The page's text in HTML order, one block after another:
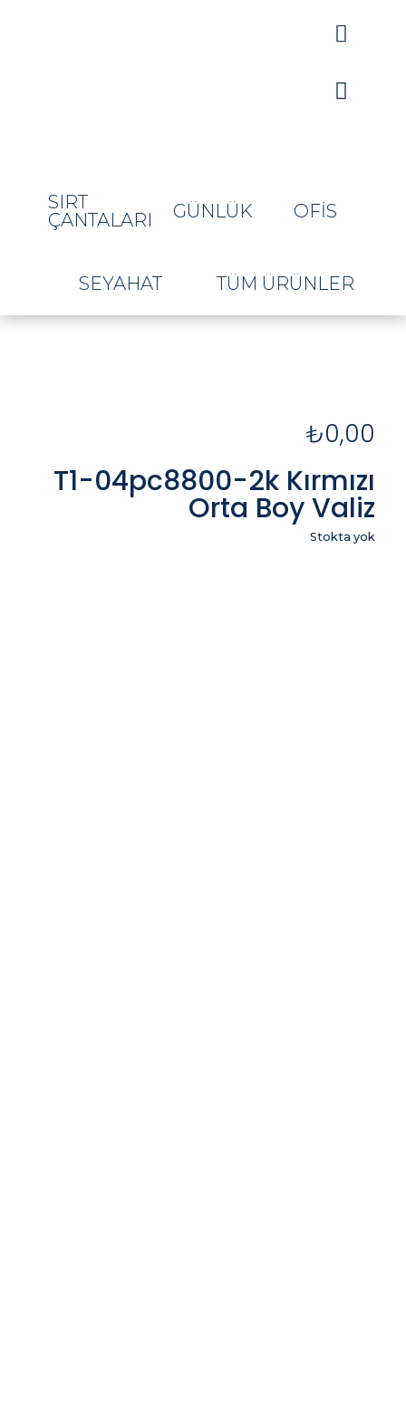


SIRT
ÇANTALARI
GÜNLÜK OFIS
SEYAHAT TÜM ÜRÜNLER
₺0,00
T1-04pc8800-2k Kırmızı
Orta Boy Valiz
Stokta yok